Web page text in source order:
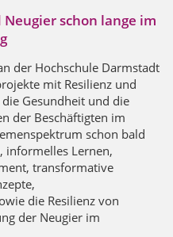
schon lange im
der Hochschule Darmstadt
mit Resilienz und
Gesundheit und die
der Beschäftigten im
schon bald
informelles Lernen,
transformative
die Resilienz von
der Neugier im